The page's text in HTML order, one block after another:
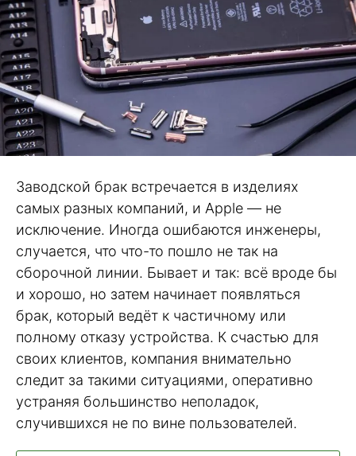
Заводской брак встречается в изделиях
самых разных компаний, и Apple — не
исключение. Иногда ошибаются инженеры,
случается, что что-то пошло не так на
сборочной линии. Бывает и так: всё вроде бы
и хорошо, но затем начинает появляться
брак, который ведёт к частичному или
полному отказу устройства. К счастью для
своих клиентов, компания внимательно
следит за такими ситуациями, оперативно
устраняя большинство неполадок,
случившихся не по вине пользователей.